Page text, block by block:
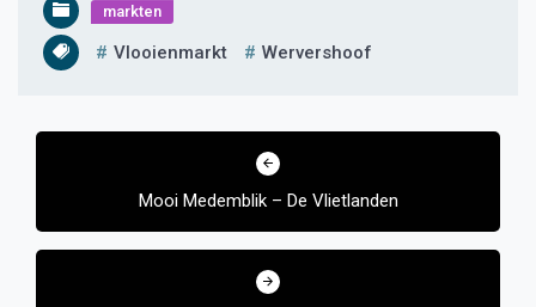
markten
Vlooienmarkt Wervershoof
Bericht
Mooi Medemblik – De Vlietlanden